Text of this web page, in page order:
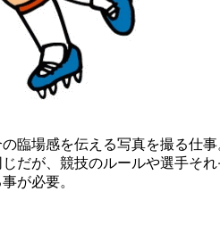
臨場感を伝える写真を撮る仕事
じだが、競技のルールや選手そ
が必要。